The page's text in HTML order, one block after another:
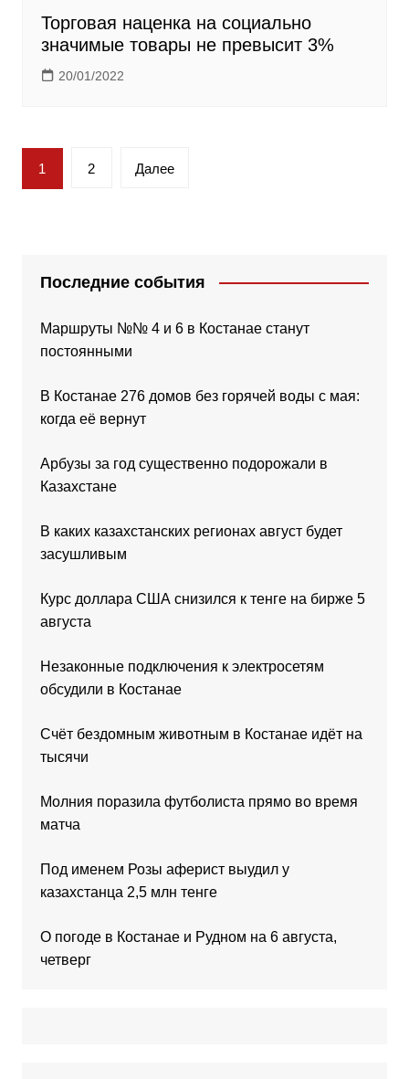
Торговая наценка на социально
значимые товары не превысит 3%
20/01/2022
Пагинация
записей
1 2 Далее
Последние события
Маршруты №№ 4 и 6 в Костанае станут
постоянными
В Костанае 276 домов без горячей воды с мая:
когда её вернут
Арбузы за год существенно подорожали в
Казахстане
В каких казахстанских регионах август будет
засушливым
Курс доллара США снизился к тенге на бирже 5
августа
Незаконные подключения к электросетям
обсудили в Костанае
Счёт бездомным животным в Костанае идёт на
тысячи
Молния поразила футболиста прямо во время
матча
Под именем Розы аферист выудил у
казахстанца 2,5 млн тенге
О погоде в Костанае и Рудном на 6 августа,
четверг